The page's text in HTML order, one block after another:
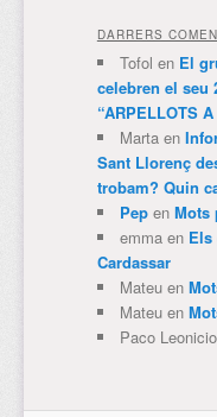
DARRERS
Tofol en El
celebren el seu
“ARPELLOTS A
Martaen
Sant Llorenç
trobam? Quin
Pepen Mots
emmaen Els
Cardassar
Mateuen
Mateuen
Paco Leonicio